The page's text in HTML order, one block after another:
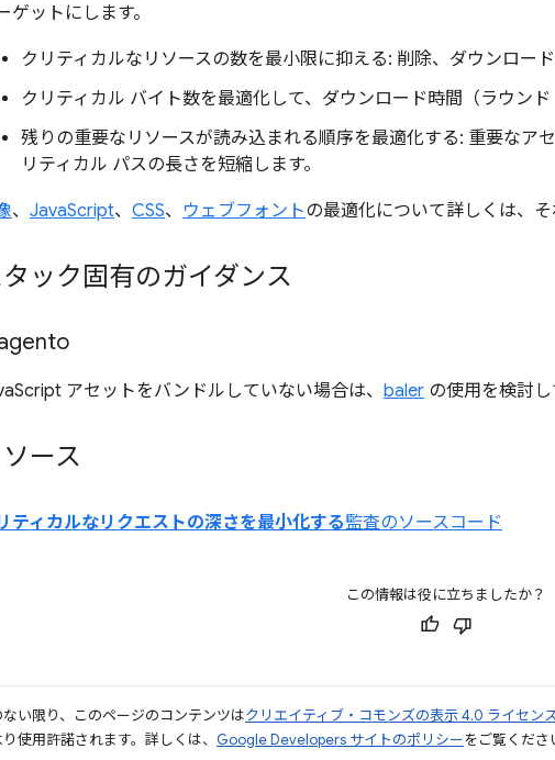
ゲットにします。
クリティカルなリソースの数を最小限に抑える: 削除、ダウンロード
クリティカル バイト数を最適化して、ダウンロード時間（ラウンド
残りの重要なリソースが読み込まれる順序を最適化する: 重要なア
リティカル パスの長さを短縮します。
、 JavaScript、 CSS、 ウェブフォントの最適化について詳しくは、
ック固有のガイダンス
アセットをバンドルしていない場合は、 baler の使用を検討し
ソース
ティカルなリクエストの深さを最小化する監査のソースコード
この情報は役に立ちましたか？
い限り、このページのコンテンツはクリエイティブ・コモンズの表示 4.0 ライセン
り使用許諾されます。詳しくは、 Google Developers サイトのポリシーをご覧くださ